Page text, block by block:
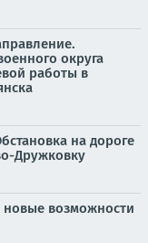
округа
работы в
на дороге
Дружковку
новые возможности